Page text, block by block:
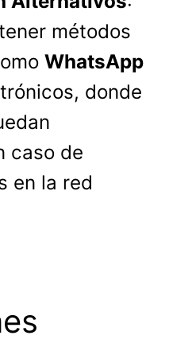
métodos
WhatsApp
donde
caso de
en la red